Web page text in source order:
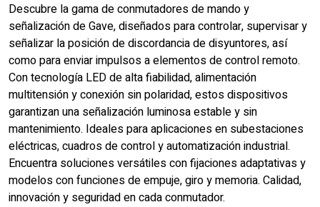
Descubre la gama de conmutadores de mando y
señalización de Gave, diseñados para controlar, supervisar y
señalizar la posición de discordancia de disyuntores, así
como para enviar impulsos a elementos de control remoto.
Con tecnología LED de alta fiabilidad, alimentación
multitensión y conexión sin polaridad, estos dispositivos
garantizan una señalización luminosa estable y sin
mantenimiento. Ideales para aplicaciones en subestaciones
eléctricas, cuadros de control y automatización industrial.
Encuentra soluciones versátiles con fijaciones adaptativas y
modelos con funciones de empuje, giro y memoria. Calidad,
innovación y seguridad en cada conmutador.